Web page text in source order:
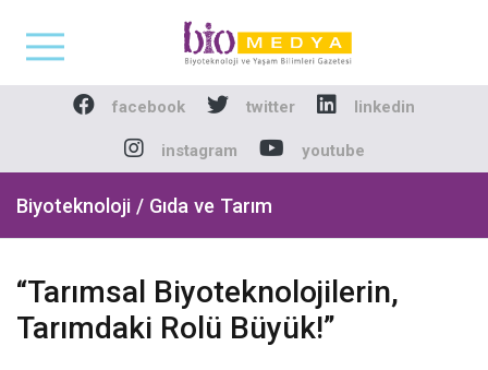
Biomedya -
facebook twitter linkedin
instagram youtube
Biyoteknoloji / Gıda ve Tarım
“Tarımsal Biyoteknolojilerin,
Tarımdaki Rolü Büyük!”